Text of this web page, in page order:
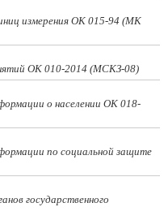
измерения ОК 015-94 (МК
ОК 010-2014 (МСКЗ-08)
о населении ОК 018-
по социальной защите
государственного